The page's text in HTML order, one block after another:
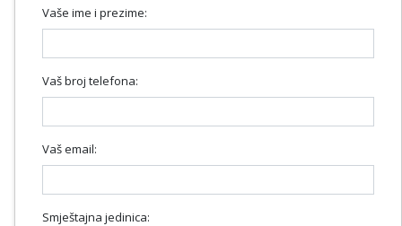
Vaše ime i prezime:
Vaš broj telefona:
Vaš email:
Smještajna jedinica: